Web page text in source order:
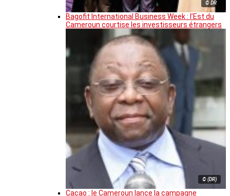
© DR
Bagofit International Business Week : l’Est du
Cameroun courtise les investisseurs étrangers
© (DR)
Cacao : le Cameroun lance la campagne